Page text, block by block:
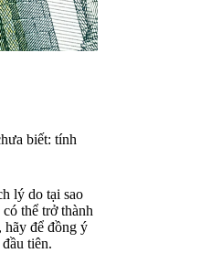
biết: tính
lý do tại sao
thể trở thành
hãy để đồng ý
tiên.